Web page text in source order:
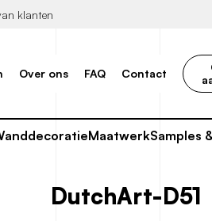
klanten
Over ons FAQ Contact
MaatwerkSamples
DutchArt-D51